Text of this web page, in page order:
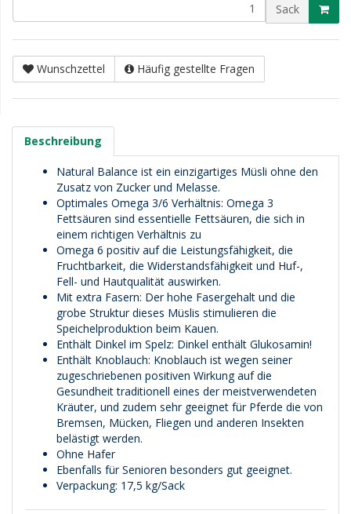
Sack
Wunschzettel Häufig gestellte Fragen
Beschreibung
Natural Balance ist ein einzigartiges Müsli ohne den
Zusatz von Zucker und Melasse.
Optimales Omega 3/6 Verhältnis: Omega 3
Fettsäuren sind essentielle Fettsäuren, die sich in
einem richtigen Verhältnis zu
Omega 6 positiv auf die Leistungsfähigkeit, die
Fruchtbarkeit, die Widerstandsfähigkeit und Huf-,
Fell- und Hautqualität auswirken.
Mit extra Fasern: Der hohe Fasergehalt und die
grobe Struktur dieses Müslis stimulieren die
Speichelproduktion beim Kauen.
Enthält Dinkel im Spelz: Dinkel enthält Glukosamin!
Enthält Knoblauch: Knoblauch ist wegen seiner
zugeschriebenen positiven Wirkung auf die
Gesundheit traditionell eines der meistverwendeten
Kräuter, und zudem sehr geeignet für Pferde die von
Bremsen, Mücken, Fliegen und anderen Insekten
belästigt werden.
Ohne Hafer
Ebenfalls für Senioren besonders gut geeignet.
Verpackung: 17,5 kg/Sack